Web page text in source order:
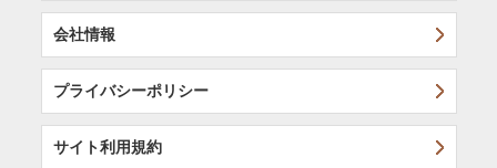
会社情報
プライバシーポリシー
サイト利用規約